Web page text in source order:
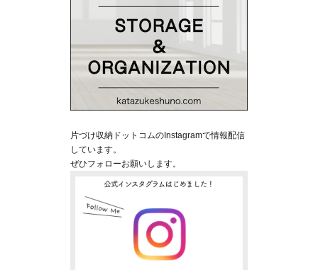
片づけ収納ドットコムのInstagramで情報配信
しています。
ぜひフォローお願いします。